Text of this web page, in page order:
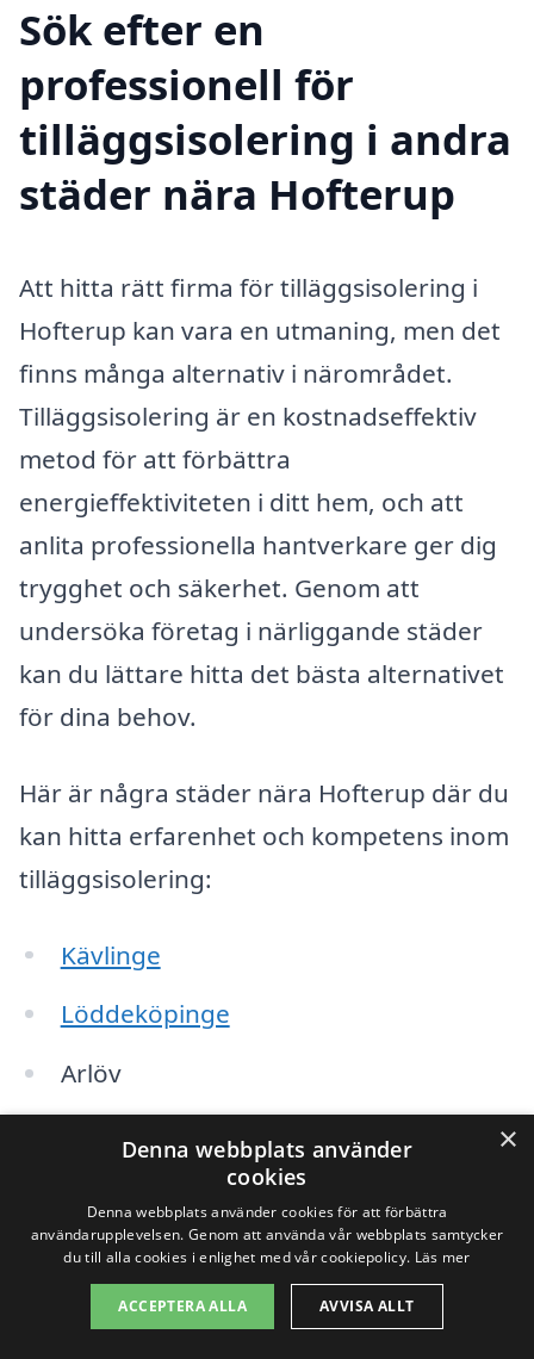
Sök efter en
professionell för
tilläggsisolering i andra
städer nära Hofterup
Att hitta rätt firma för tilläggsisolering i
Hofterup kan vara en utmaning, men det
finns många alternativ i närområdet.
Tilläggsisolering är en kostnadseffektiv
metod för att förbättra
energieffektiviteten i ditt hem, och att
anlita professionella hantverkare ger dig
trygghet och säkerhet. Genom att
undersöka företag i närliggande städer
kan du lättare hitta det bästa alternativet
för dina behov.
Här är några städer nära Hofterup där du
kan hitta erfarenhet och kompetens inom
tilläggsisolering:
Kävlinge
Löddeköpinge
Arlöv
Åkarp
Lund
×
Denna webbplats använder
cookies
Denna webbplats använder cookies för att förbättra
användarupplevelsen. Genom att använda vår webbplats samtycker
du till alla cookies i enlighet med vår cookiepolicy. Läs mer
ACCEPTERA ALLA AVVISA ALLT